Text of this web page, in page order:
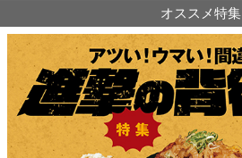
オススメ特集